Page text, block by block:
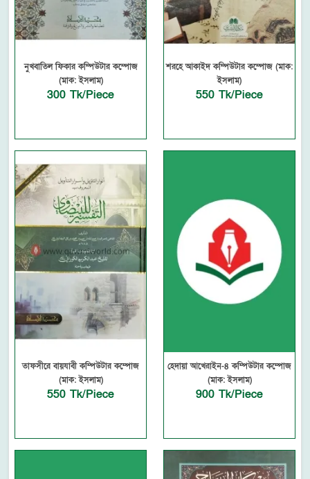
নুখবাতিল ফিকার কম্পিউটার কম্পোজ
(মাক: ইসলাম)
300 Tk/Piece
শরহে আকাইদ কম্পিউটার কম্পোজ (মাক:
ইসলাম)
550 Tk/Piece
তাফসীরে বায়যাবী কম্পিউটার কম্পোজ
(মাক: ইসলাম)
550 Tk/Piece
হেদায়া আখেরাইন-৪ কম্পিউটার কম্পোজ
(মাক: ইসলাম)
900 Tk/Piece